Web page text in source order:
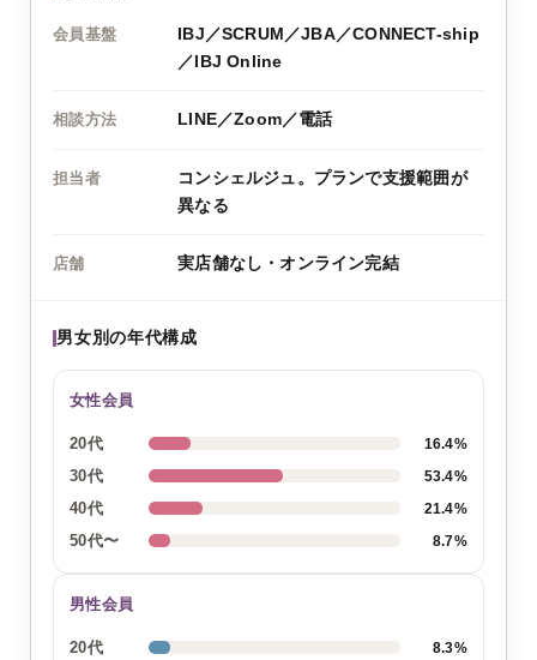
会員基盤
IBJ／SCRUM／JBA／CONNECT-ship
／IBJ Online
相談方法 LINE／Zoom／電話
担当者
コンシェルジュ。プランで支援範囲が
異なる
店舗 実店舗なし・オンライン完結
男女別の年代構成
女性会員
20代 16.4%
30代 53.4%
40代 21.4%
50代〜 8.7%
男性会員
20代 8.3%